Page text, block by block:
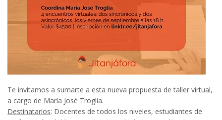
Te invitamos a sumarte a esta nueva propuesta de taller virtual,
a cargo de María José Troglia.
Destinatarios: Docentes de todos los niveles, estudiantes de